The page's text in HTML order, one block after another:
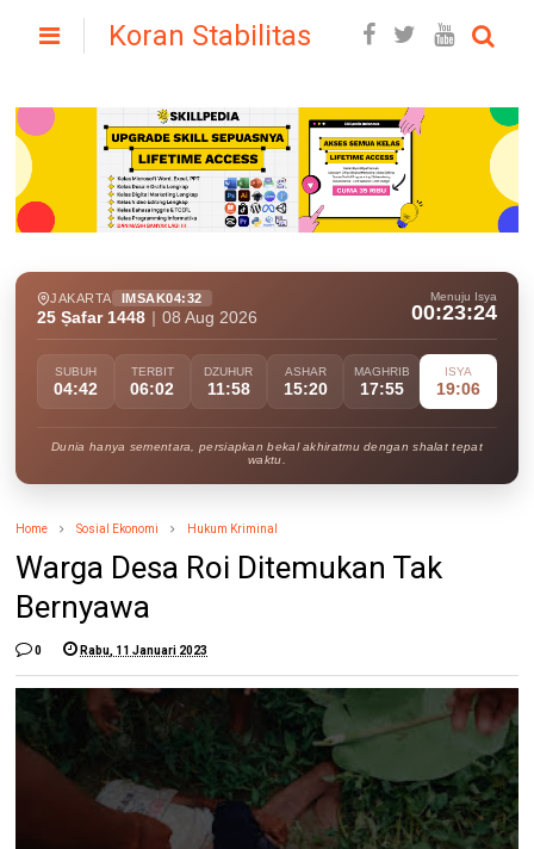
Koran Stabilitas
JAKARTA IMSAK04:32
25 Ṣafar 1448 08 Aug 2026
Menuju Isya
00:23:23
SUBUH
04:42
TERBIT
06:02
DZUHUR
11:58
ASHAR
15:20
MAGHRIB
17:55
ISYA
19:06
Dunia hanya sementara, persiapkan bekal akhiratmu dengan shalat tepat
waktu.
Home Sosial Ekonomi Hukum Kriminal
Warga Desa Roi Ditemukan Tak
Bernyawa
0 Rabu, 11 Januari 2023